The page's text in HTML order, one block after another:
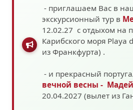
- приглашаем Вас в
экскурсионный тур в
12.02.27 с отдыхом на
Карибского моря Playa
из Франкфурта) .
- и прекрасный
вечной весны -
20.04.2027 (вылет из